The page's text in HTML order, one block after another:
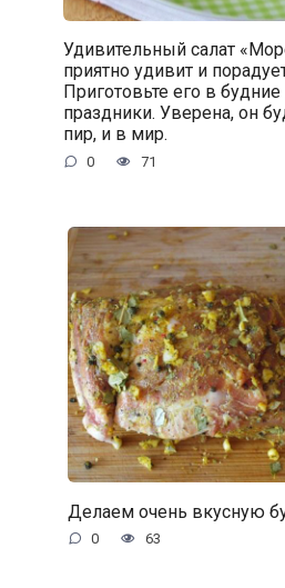
Удивительный салат
приятно удивит и
Приготовьте его в
праздники. Уверена, он
пир, и в мир.
0 71
Делаем очень вкусную
0 63